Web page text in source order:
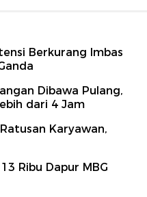
Berkurang Imbas
Dibawa Pulang,
dari 4 Jam
Karyawan,
Ribu Dapur MBG